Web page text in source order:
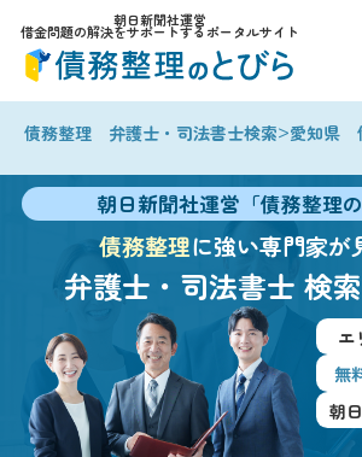
朝日新聞社運営
借金問題の解決をサポートするポータルサイト
債務整理 弁護士・司法書士検索>愛知県
朝日新聞社運営「債務整理の
債務整理に強い専門家が
弁護士・司法書士 検
エ
無
朝